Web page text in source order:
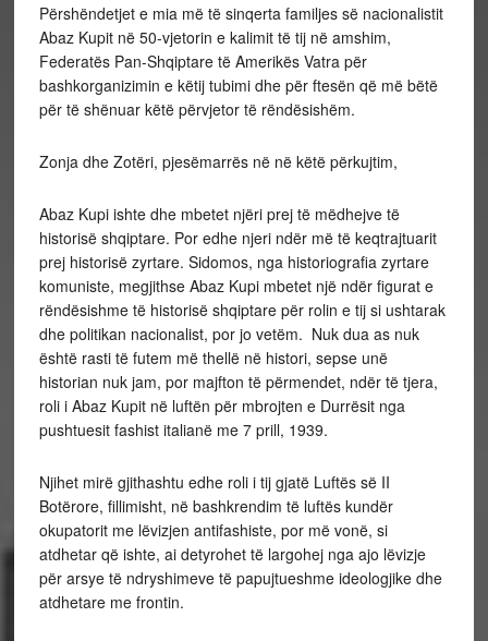
Përshëndetjet e mia më të sinqerta familjes së nacionalistit
Abaz Kupit në 50-vjetorin e kalimit të tij në amshim,
Federatës Pan-Shqiptare të Amerikës Vatra për
bashkorganizimin e këtij tubimi dhe për ftesën që më bëtë
për të shënuar këtë përvjetor të rëndësishëm.
Zonja dhe Zotëri, pjesëmarrës në në këtë përkujtim,
Abaz Kupi ishte dhe mbetet njëri prej të mëdhejve të
historisë shqiptare. Por edhe njeri ndër më të keqtrajtuarit
prej historisë zyrtare. Sidomos, nga historiografia zyrtare
komuniste, megjithse Abaz Kupi mbetet një ndër figurat e
rëndësishme të historisë shqiptare për rolin e tij si ushtarak
dhe politikan nacionalist, por jo vetëm. Nuk dua as nuk
është rasti të futem më thellë në histori, sepse unë
historian nuk jam, por majfton të përmendet, ndër të tjera,
roli i Abaz Kupit në luftën për mbrojten e Durrësit nga
pushtuesit fashist italianë me 7 prill, 1939.
Njihet mirë gjithashtu edhe roli i tij gjatë Luftës së II
Botërore, fillimisht, në bashkrendim të luftës kundër
okupatorit me lëvizjen antifashiste, por më vonë, si
atdhetar që ishte, ai detyrohet të largohej nga ajo lëvizje
për arsye të ndryshimeve të papujtueshme ideologjike dhe
atdhetare me frontin.